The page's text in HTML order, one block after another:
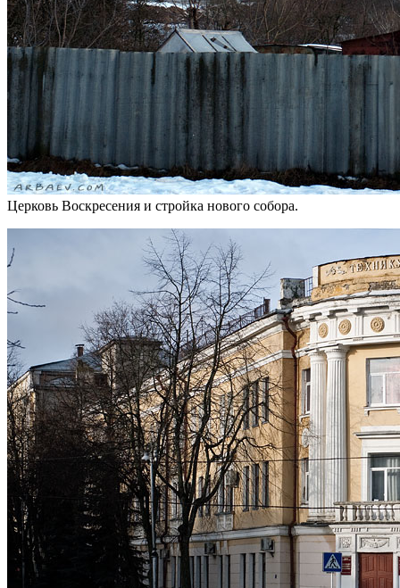
Церковь Воскресения и стройка нового собора.